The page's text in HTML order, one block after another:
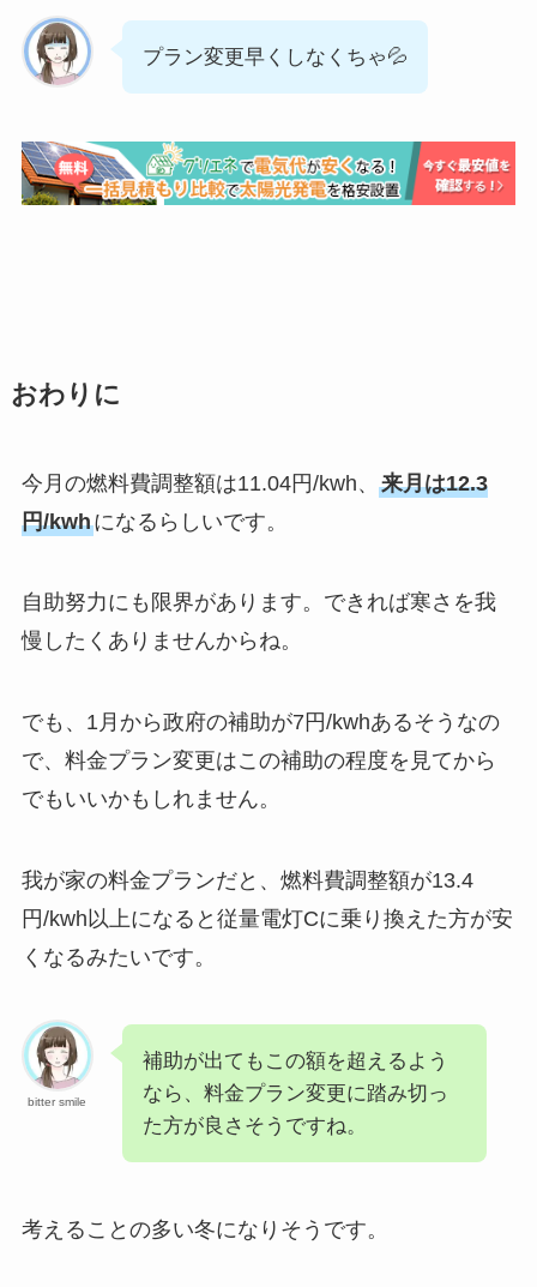
プラン変更早くしなくちゃ💦
おわりに
今月の燃料費調整額は11.04円/kwh、 来月は12.3
円/kwhになるらしいです。
自助努力にも限界があります。できれば寒さを我
慢したくありませんからね。
でも、1月から政府の補助が7円/kwhあるそうなの
で、料金プラン変更はこの補助の程度を見てから
でもいいかもしれません。
我が家の料金プランだと、燃料費調整額が13.4
円/kwh以上になると従量電灯Cに乗り換えた方が安
くなるみたいです。
bitter smile
補助が出てもこの額を超えるよう
なら、料金プラン変更に踏み切っ
た方が良さそうですね。
考えることの多い冬になりそうです。